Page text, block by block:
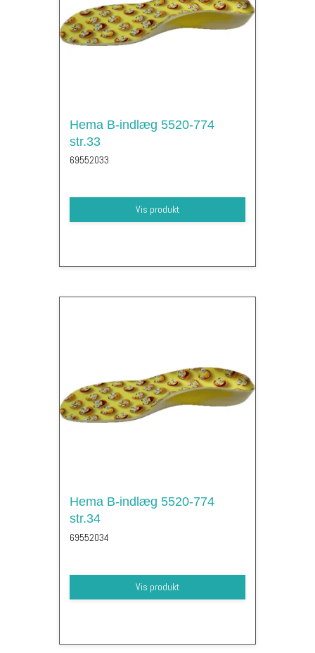
Hema B-indlæg 5520-774
str.33
69552033
Vis produkt
Hema B-indlæg 5520-774
str.34
69552034
Vis produkt